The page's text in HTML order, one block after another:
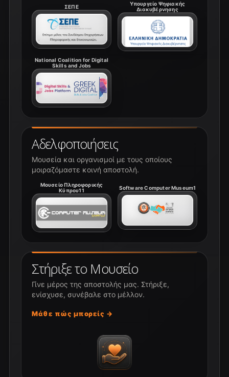
Αδελφοποιήσεις
Μουσεία και οργανισμοί με τους οποίους
μοιραζόμαστε κοινή αποστολή.
Μουσείο Πληροφορικής
Κύπρου11
Software Computer Museum1
ΣΕΠΕ
Υπουργείο Ψηφιακής
Διακυβέρνησης
National Coalition for Digital
Skills and Jobs
Στήριξε το Μουσείο
Γίνε μέρος της αποστολής μας. Στήριξε,
ενίσχυσε, συνέβαλε στο μέλλον.
Μάθε πώς μπορείς →